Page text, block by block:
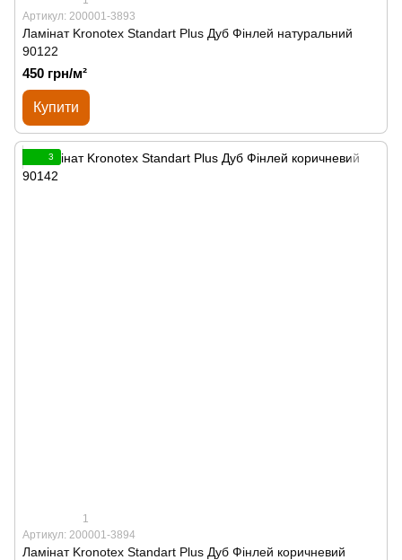
Артикул: 200001-3893
Ламінат Kronotex Standart Plus Дуб Фінлей натуральний
90122
450 грн/м²
Купити
3
1
Артикул: 200001-3894
Ламінат Kronotex Standart Plus Дуб Фінлей коричневий